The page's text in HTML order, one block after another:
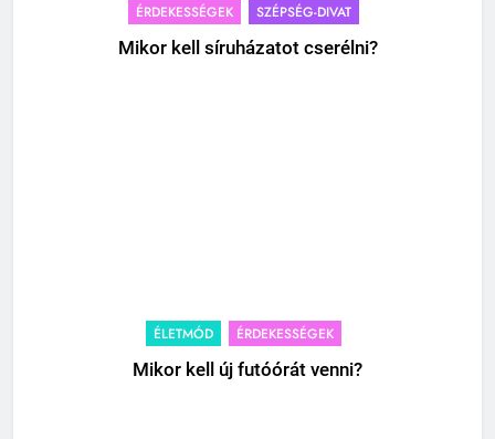
ÉRDEKESSÉGEK SZÉPSÉG-DIVAT
Mikor kell síruházatot cserélni?
ÉLETMÓD ÉRDEKESSÉGEK
Mikor kell új futóórát venni?